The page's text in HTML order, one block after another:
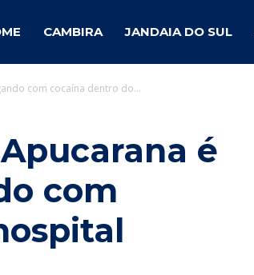
CAMBIRA JANDAIA DO SUL
com cocaína dentro do...
é
com